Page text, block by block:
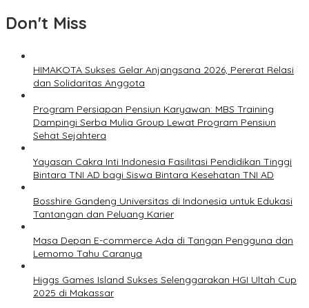
Don't Miss
HIMAKOTA Sukses Gelar Anjangsana 2026, Pererat Relasi
dan Solidaritas Anggota
Program Persiapan Pensiun Karyawan: MBS Training
Dampingi Serba Mulia Group Lewat Program Pensiun
Sehat Sejahtera
Yayasan Cakra Inti Indonesia Fasilitasi Pendidikan Tinggi
Bintara TNI AD bagi Siswa Bintara Kesehatan TNI AD
Bosshire Gandeng Universitas di Indonesia untuk Edukasi
Tantangan dan Peluang Karier
Masa Depan E-commerce Ada di Tangan Pengguna dan
Lemomo Tahu Caranya
Higgs Games Island Sukses Selenggarakan HGI Ultah Cup
2025 di Makassar